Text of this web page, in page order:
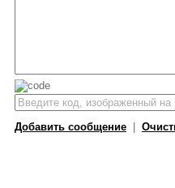
Добавить сообщение